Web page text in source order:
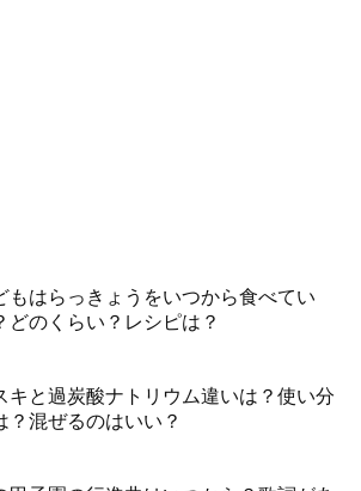
もはらっきょうをいつから食べてい
どのくらい？レシピは？
キと過炭酸ナトリウム違いは？使い分
？混ぜるのはいい？